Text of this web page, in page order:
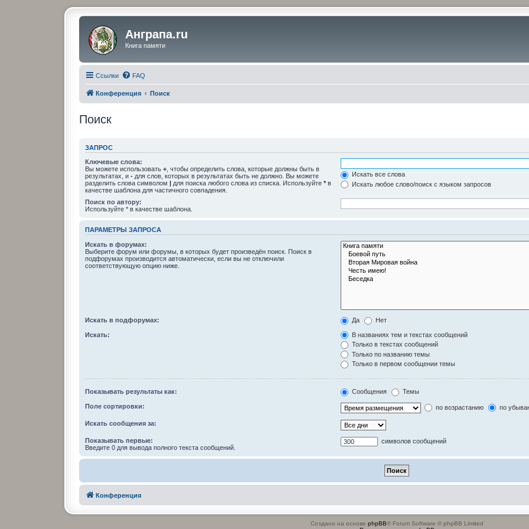
Анграпа.ru
Книга памяти
Ссылки FAQ
Конференция Поиск
Поиск
ЗАПРОС
Ключевые слова:
Вы можете использовать+ , чтобы определить слова, которые должны быть в
результатах, и- для слов, которых в результатах быть не должно. Вы можете
разделить слова символом| для поиска любого слова из списка. Используйте* в
качестве шаблона для частичного совпадения.
Искать все слова
Искать любое слово/поиск с языком запросов
Поиск по автору:
Используйте * в качестве шаблона.
ПАРАМЕТРЫ ЗАПРОСА
Искать в форумах:
Выберите форум или форумы, в которых будет произведён поиск. Поиск в
подфорумах производится автоматически, если вы не отключили
соответствующую опцию ниже.
Искать в подфорумах: Да Нет
Искать:
В названиях тем и текстах сообщений
Только в текстах сообщений
Только по названию темы
Только в первом сообщении темы
Показывать результаты как: Сообщения Темы
Поле сортировки: по возрастанию по
Искать сообщения за:
Показывать первые:
Введите 0 для вывода полного текста сообщений.
символов сообщений
Конференция
Создано на основе phpBB® Forum Software © phpBB Limited